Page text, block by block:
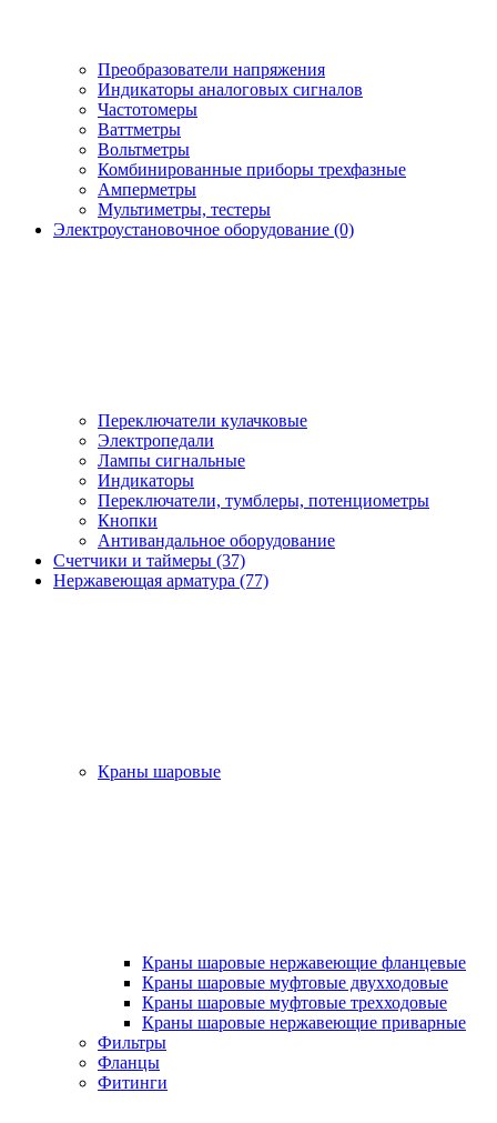
Преобразователи напряжения
Индикаторы аналоговых сигналов
Частотомеры
Ваттметры
Вольтметры
Комбинированные приборы трехфазные
Амперметры
Мультиметры, тестеры
Электроустановочное оборудование (0)
Переключатели кулачковые
Электропедали
Лампы сигнальные
Индикаторы
Переключатели, тумблеры, потенциометры
Кнопки
Антивандальное оборудование
Счетчики и таймеры (37)
Нержавеющая арматура (77)
Краны шаровые
Краны шаровые нержавеющие фланцевые
Краны шаровые муфтовые двухходовые
Краны шаровые муфтовые трехходовые
Краны шаровые нержавеющие приварные
Фильтры
Фланцы
Фитинги